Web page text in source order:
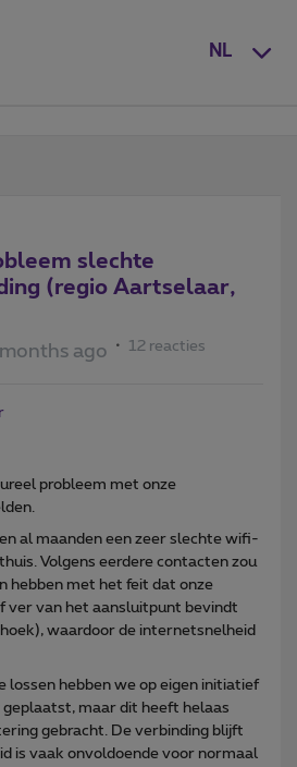
NL
slechte
(regio Aartselaar,
ago 12 reacties
probleem met onze
al maanden een zeer slechte wifi-
Volgens eerdere contacten zou
hebben met het feit dat onze
ver van het aansluitpunt bevindt
waardoor de internetsnelheid
lossen hebben we op eigen initiatief
maar dit heeft helaas
gebracht. De verbinding blijft
is vaak onvoldoende voor normaal